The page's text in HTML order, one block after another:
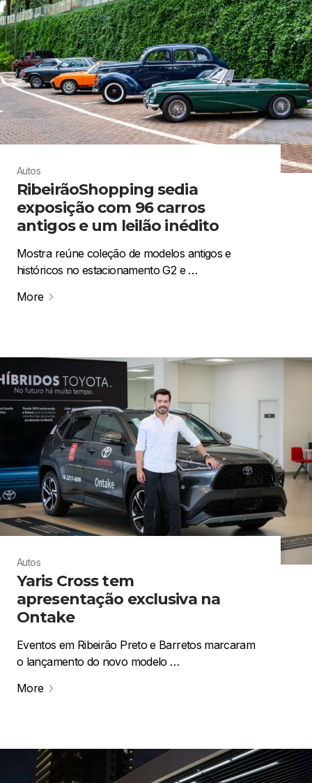
Autos
RibeirãoShopping sedia
exposição com 96 carros
antigos e um leilão inédito
Mostra reúne coleção de modelos antigos e
históricos no estacionamento G2 e …
More
Autos
Yaris Cross tem
apresentação exclusiva na
Ontake
Eventos em Ribeirão Preto e Barretos marcaram
o lançamento do novo modelo …
More